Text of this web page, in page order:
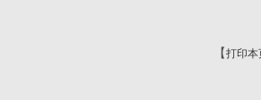
【 打印本